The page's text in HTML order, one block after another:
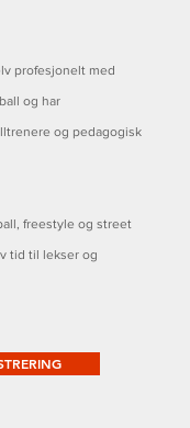
profesjonelt med
og har
og pedagogisk
freestyle og street
tid til lekser og